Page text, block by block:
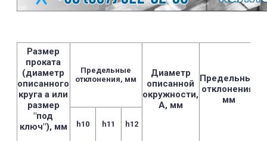
Размер
проката
(диаметр
описанного
круга а или
размер
"под
ключ"), мм
Предельные
отклонения, мм
Диаметр
описанной
окружности,
А, мм
Предельные
отклонения,
мм
h10 h11 h12